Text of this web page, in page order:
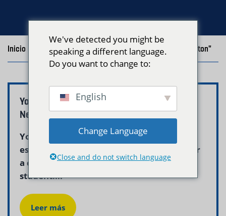
Inicio / Posts with the tag "Yoga Studio Laundry Boston"
Yoga Studio Laundry Service Boston –
Neptune Laundry
Yoga studio laundry service in Boston is
essential for any studio that wants to offer
a clean, welcoming experience to every
student....
Leer más
We've detected you might be
speaking a different language.
Do you want to change to:
English
Change Language
Close and do not switch language